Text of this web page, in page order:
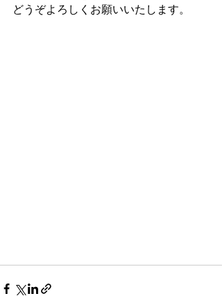
どうぞよろしくお願いいたします。